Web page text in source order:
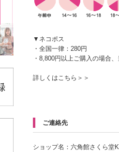
▼ネコポス
・全国一律：280円
・8,800円以上ご購入の場合
詳しくはこちら＞＞
ご連絡先
ショップ名：六角館さくら堂